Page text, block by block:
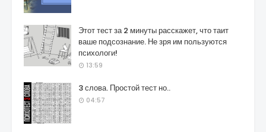
Этот тест за 2 минуты расскажет, что таит
ваше подсознание. Не зря им пользуются
психологи!
13:59
3 слова. Простой тест но..
04:57